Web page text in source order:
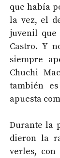
que había
la vez, el
juvenil que
Castro. Y
siempre
Chuchi
también
apuesta
Durante la
dieron la
verles,